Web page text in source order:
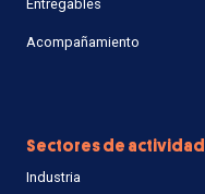
Entregables
Acompañamiento
Sectores de actividad
Industria